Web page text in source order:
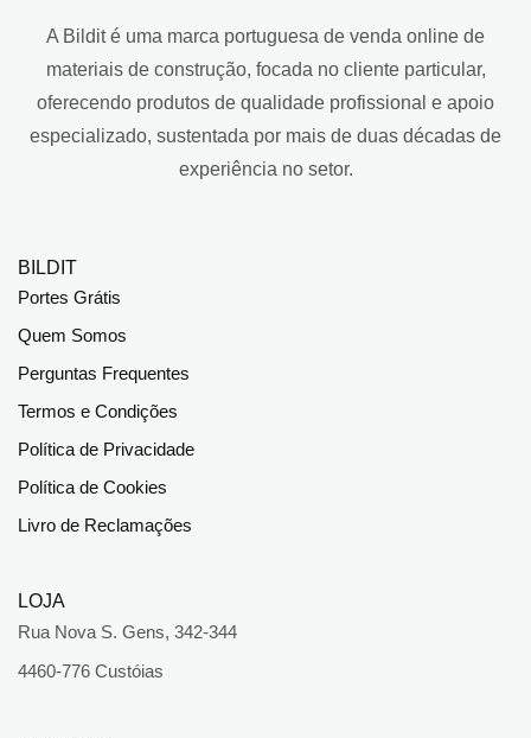
A Bildit é uma marca portuguesa de venda online de
materiais de construção, focada no cliente particular,
oferecendo produtos de qualidade profissional e apoio
especializado, sustentada por mais de duas décadas de
experiência no setor.
BILDIT
Portes Grátis
Quem Somos
Perguntas Frequentes
Termos e Condições
Política de Privacidade
Política de Cookies
Livro de Reclamações
LOJA
Rua Nova S. Gens, 342-344
4460-776 Custóias